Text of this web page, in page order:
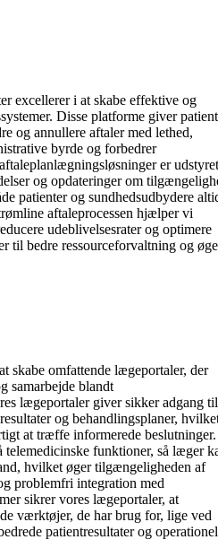
excellerer i at skabe effektive og
Disse platforme giver
og annullere aftaler med lethed,
byrde og forbedrer
er udstyret
og opdateringer om
patienter og sundhedsudbydere
aftaleprocessen hjælper vi
udeblivelsesrater og optimere
til bedre ressourceforvaltning og
skabe omfattende lægeportaler, der
samarbejde blandt
lægeportaler giver sikker adgang til
og behandlingsplaner,
at træffe informerede beslutninger.
telemedicinske funktioner, så læger
hvilket øger tilgængeligheden af
problemfri integration med
sikrer vores lægeportaler, at
værktøjer, de har brug for, lige ved
patientresultater og operationel